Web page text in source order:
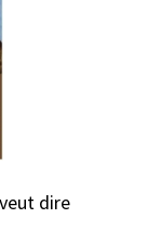
dire